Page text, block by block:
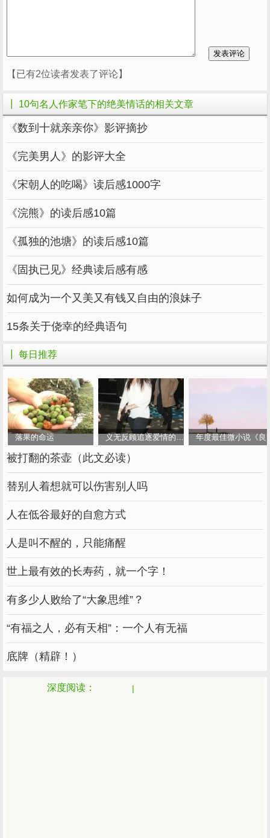
【已有2位读者发表了评论】
┃ 10句名人作家笔下的绝美情话的相关文章
《数到十就亲亲你》影评摘抄
《完美男人》的影评大全
《宋朝人的吃喝》读后感1000字
《浣熊》的读后感10篇
《孤独的池塘》的读后感10篇
《固执已见》经典读后感有感
如何成为一个又美又有钱又自由的浪妹子
15条关于侥幸的经典语句
┃ 每日推荐
落果的命运 义无反顾追逐爱情的女人 年度最佳微小说《良
被打翻的茶壶（此文必读）
替别人着想就可以伤害别人吗
人在低谷最好的自愈方式
人是叫不醒的，只能痛醒
世上最有效的长寿药，就一个字！
有多少人败给了“大象思维”？
“有福之人，必有天相”：一个人有无福
底牌（精辟！）
深度阅读：